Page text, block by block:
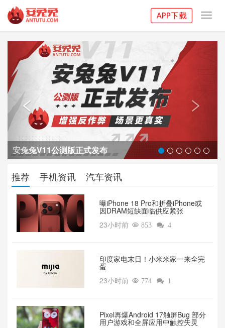
安兔兔V11公测版正式发布

Previous

推荐 手机资讯 汽车资讯
曝iPhone 18 Pro和折叠iPhone或
因DRAM短缺面临供应紧张
23小时前  853  4
印度家电末日！小米米家一来全完
蛋
23小时前  774  1
Pixel再爆Android 17触屏Bug 部分
用户游戏和全屏应用中触控失灵